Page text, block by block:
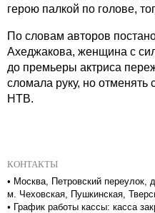
герою палкой по голове,
По словам авторов
Ахеджакова, женщина с
до премьеры актриса
сломала руку, но отменять
НТВ.
КОНТАКТЫ
• Москва, Петровский переулок,
м. Чеховская, Пушкинская,
• График работы кассы: касса